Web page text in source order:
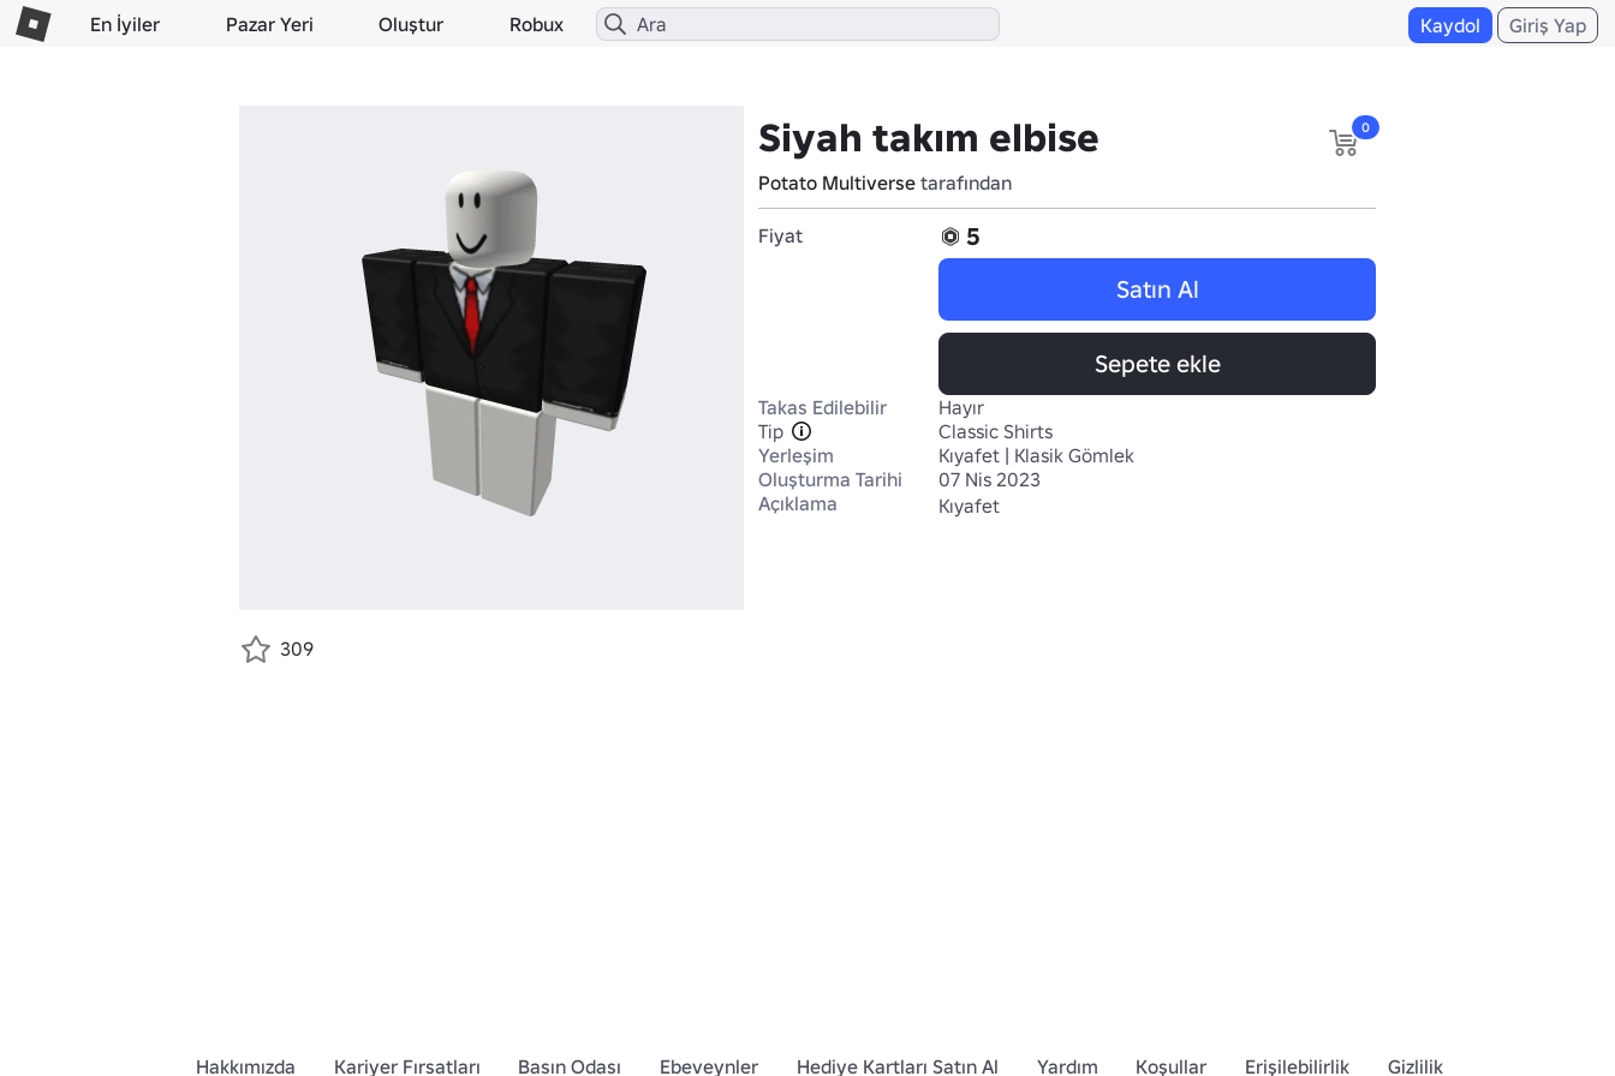
En İyiler Pazar Yeri Oluştur Robux Kaydol Giriş Yap
Siyah takım elbise
Potato Multiverse tarafından
0
Fiyat
5
Satın Al
Sepete ekle
Takas Edilebilir
Hayır
Tip
Classic Shirts
Yerleşim
Kıyafet | Klasik Gömlek
Oluşturma Tarihi
07 Nis 2023
Açıklama
Kıyafet
309
Hakkımızda Kariyer Fırsatları Basın Odası Ebeveynler Hediye Kartları Satın Al Yardım Koşullar Erişilebilirlik Gizlilik